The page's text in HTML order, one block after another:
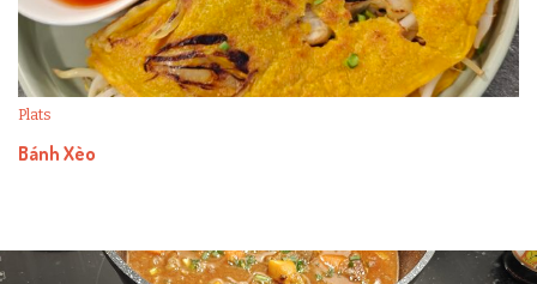
Plats
Bánh Xèo